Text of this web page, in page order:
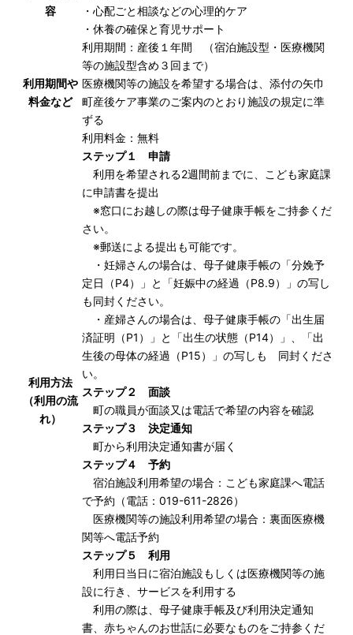
容
・心配ごと相談などの心理的ケア
・休養の確保と育児サポート
利用期間や
料金など
利用期間：産後１年間 （宿泊施設型・医療機関
等の施設型含め３回まで）
医療機関等の施設を希望する場合は、添付の矢巾
町産後ケア事業のご案内のとおり施設の規定に準
ずる
利用料金：無料
利用方法
（利用の流
れ）
ステップ１ 申請
利用を希望される2週間前までに、こども家庭課
に申請書を提出
※窓口にお越しの際は母子健康手帳をご持参くだ
さい。
※郵送による提出も可能です。
・妊婦さんの場合は、母子健康手帳の「分娩予
定日（P4）」と「妊娠中の経過（P8.9）」の写し
も同封ください。
・産婦さんの場合は、母子健康手帳の「出生届
済証明（P1）」と「出生の状態（P14）」、「出
生後の母体の経過（P15）」の写しも 同封くださ
い。
ステップ２ 面談
町の職員が面談又は電話で希望の内容を確認
ステップ３ 決定通知
町から利用決定通知書が届く
ステップ４ 予約
宿泊施設利用希望の場合：こども家庭課へ電話
で予約（電話：019-611-2826）
医療機関等の施設利用希望の場合：裏面医療機
関等へ電話予約
ステップ５ 利用
利用日当日に宿泊施設もしくは医療機関等の施
設に行き、サービスを利用する
利用の際は、母子健康手帳及び利用決定通知
書、赤ちゃんのお世話に必要なものをご持参くだ